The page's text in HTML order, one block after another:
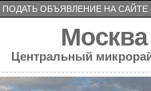
ПОДАТЬ ОБЪЯВЛЕНИЕ НА САЙТЕ
Центральный